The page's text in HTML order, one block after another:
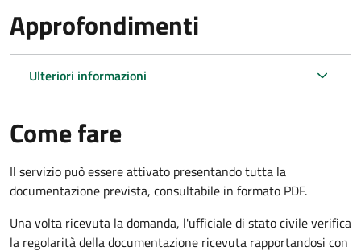
Approfondimenti
Ulteriori informazioni
Come fare
Il servizio può essere attivato presentando tutta la
documentazione prevista, consultabile in formato PDF.
Una volta ricevuta la domanda, l'ufficiale di stato civile verifica
la regolarità della documentazione ricevuta rapportandosi con